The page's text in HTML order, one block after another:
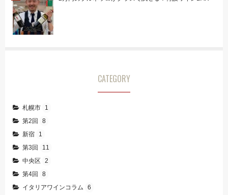
CATEGORY
札幌市
1
第2回
8
新宿
1
第3回
11
中央区 2
第4回
8
イタリアワインコラム
6